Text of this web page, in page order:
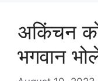
अकिंचन
भगवान